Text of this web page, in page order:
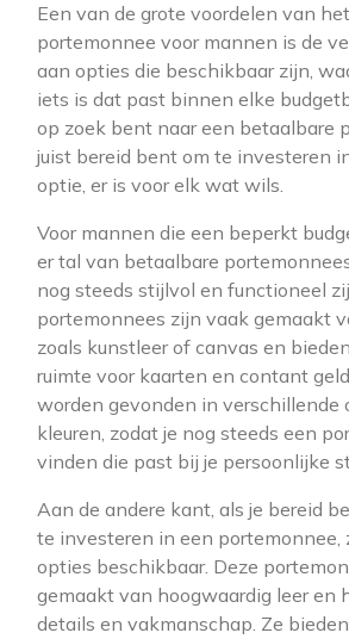
Een van de grote voordelen van
portemonnee voor mannen is de
aan opties die beschikbaar zijn,
iets is dat past binnen elke
op zoek bent naar een betaalbare
juist bereid bent om te investeren
optie, er is voor elk wat wils.
Voor mannen die een beperkt
er tal van betaalbare
nog steeds stijlvol en functioneel
portemonnees zijn vaak gemaakt
zoals kunstleer of canvas en
ruimte voor kaarten en contant
worden gevonden in verschillende
kleuren, zodat je nog steeds een
vinden die past bij je persoonlijke
Aan de andere kant, als je bereid
te investeren in een portemonnee,
opties beschikbaar. Deze
gemaakt van hoogwaardig leer en
details en vakmanschap. Ze